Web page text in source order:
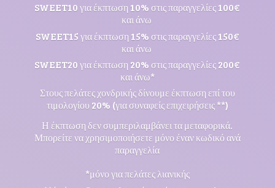
SWEET10 για έκπτωση 10% στις παραγγελίες 100€
και άνω
SWEET15 για έκπτωση 15% στις παραγγελίες 150€
και άνω
SWEET20 για έκπτωση 20% στις παραγγελίες 200€
και άνω*
Στους πελάτες χονδρικής δίνουμε έκπτωση επί του
τιμολογίου 20% (για συναφείς επιχειρήσεις **)
Η έκπτωση δεν συμπεριλαμβάνει τα μεταφορικά.
Μπορείτε να χρησιμοποιήσετε μόνο έναν κωδικό ανά
παραγγελία
*μόνο για πελάτες λιανικής